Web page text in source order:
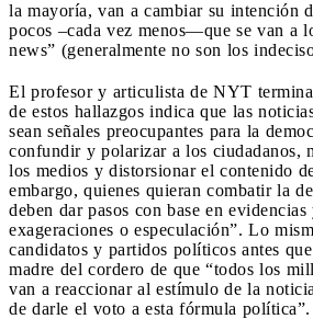
la mayoría, van a cambiar su intención
pocos –cada vez menos—que se van a
news” (generalmente no son los
El profesor y articulista de NYT
de estos hallazgos indica que las
sean señales preocupantes para la
confundir y polarizar a los ciudadanos,
los medios y distorsionar el contenido
embargo, quienes quieran combatir la
deben dar pasos con base en
exageraciones o especulación”. Lo
candidatos y partidos políticos antes
madre del cordero de que “todos los
van a reaccionar al estímulo de la
de darle el voto a esta fórmula política”.